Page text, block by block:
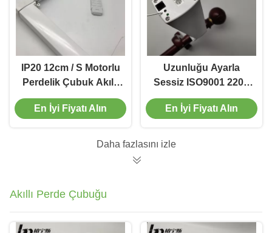
IP20 12cm / S Motorlu
Perdelik Çubuk Akıllı
Perde Motoru Beyaz
renk
En İyi Fiyatı Alın
Uzunluğu Ayarla
Sessiz ISO9001 220V
Uzaktan Kumandalı
Perde Parçası
En İyi Fiyatı Alın
Daha fazlasını izle
Akıllı Perde Çubuğu